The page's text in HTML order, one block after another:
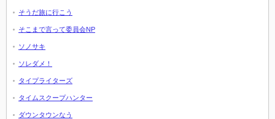
そうだ旅に行こう
そこまで言って委員会NP
ソノサキ
ソレダメ！
タイプライターズ
タイムスクープハンター
ダウンタウンなう